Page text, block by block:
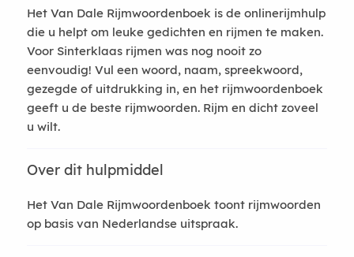
Het Van Dale Rijmwoordenboek is de onlinerijmhulp
die u helpt om leuke gedichten en rijmen te maken.
Voor Sinterklaas rijmen was nog nooit zo
eenvoudig! Vul een woord, naam, spreekwoord,
gezegde of uitdrukking in, en het rijmwoordenboek
geeft u de beste rijmwoorden. Rijm en dicht zoveel
u wilt.
Over dit hulpmiddel
Het Van Dale Rijmwoordenboek toont rijmwoorden
op basis van Nederlandse uitspraak.